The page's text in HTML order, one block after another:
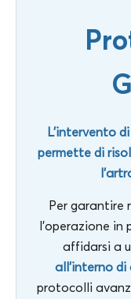
L’intervento
permette di
Per garantire
l’operazione in
affidarsi a
all’interno di
protocolli